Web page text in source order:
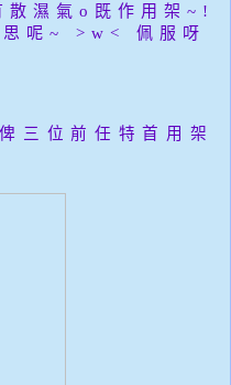
濕氣o既作用架~!
思呢~ >w< 佩服呀
三位前任特首用架